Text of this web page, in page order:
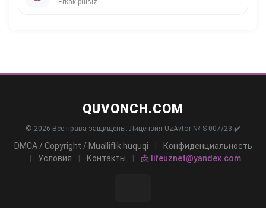
QUVONCH.COM
© 2026 Все права защищены. Лицензия UzAvtor № S-007/23 ✔️
DMCA / Copyright / Mualliflik huquqi
Конфиденциальность
Условия Контакты 📩 lifeuznet@yandex.com